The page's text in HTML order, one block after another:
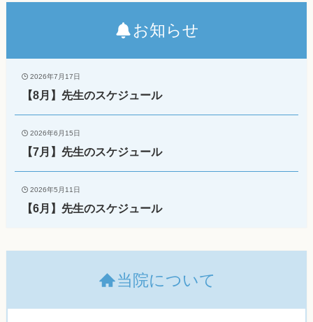
お知らせ
2026年7月17日
【8月】先生のスケジュール
2026年6月15日
【7月】先生のスケジュール
2026年5月11日
【6月】先生のスケジュール
当院について